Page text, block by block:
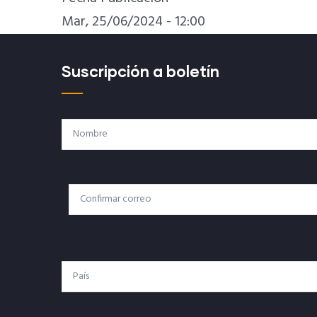
Mar, 25/06/2024 - 12:00
Suscripción a boletín
Nombre
Correo
Electrónico
Correo Electrónico
País